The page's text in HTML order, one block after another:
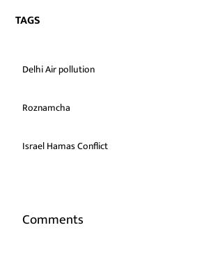
TAGS
Delhi Air pollution
Roznamcha
Israel Hamas Conflict
Comments